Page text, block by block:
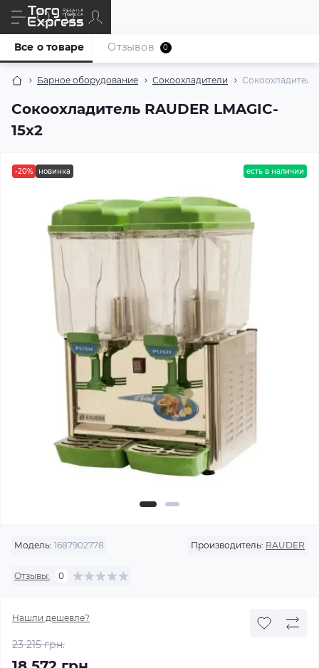
Барное оборудование Сокоохладители Сокоохладитель
Сокоохладитель RAUDER LMAGIC-
15х2
Все о товаре Отзывов 0
-20% новинка есть в наличии
Модель: 1687902778 Производитель: RAUDER
Отзывы: 0
Нашли дешевле?
23 215 грн.